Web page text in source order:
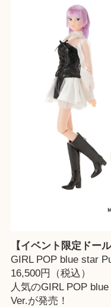
【イベント限定ドー
GIRL POP blue star
16,500円（税込）
人気のGIRL POP
Ver.が発売！